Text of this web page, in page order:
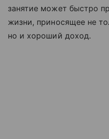
занятие может быстро
жизни, приносящее не
но и хороший доход.